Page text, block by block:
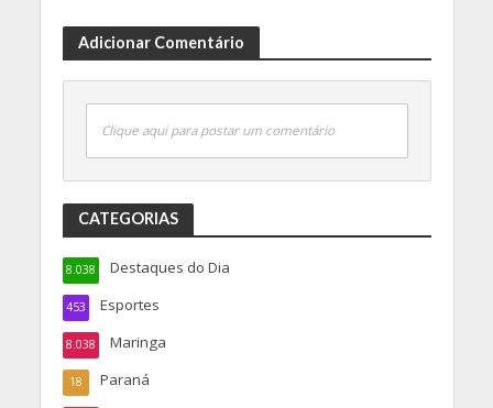
Adicionar Comentário
Clique aqui para postar um comentário
CATEGORIAS
Destaques do Dia
8.038
Esportes
453
Maringa
8.038
Paraná
18